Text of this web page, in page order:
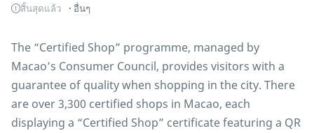
สิ้นสุดแล้ว อื่นๆ
The “Certified Shop” programme, managed by
Macao’s Consumer Council, provides visitors with a
guarantee of quality when shopping in the city. There
are over 3,300 certified shops in Macao, each
displaying a “Certified Shop” certificate featuring a QR